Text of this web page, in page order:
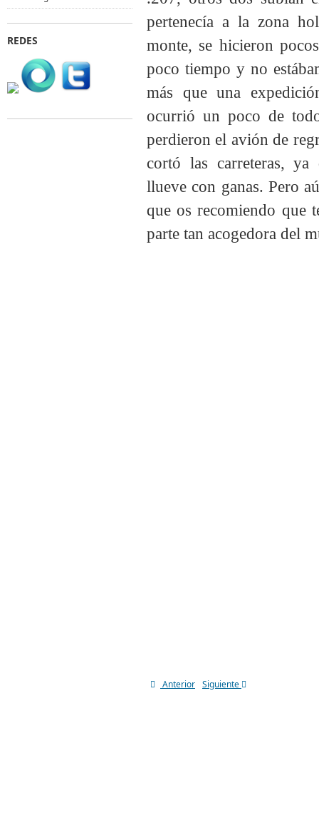
pertenecía a la zona
monte, se hicieron
poco tiempo y no
más que una
ocurrió un poco de
perdieron el avión de
cortó las carreteras,
llueve con ganas. Pero
que os recomiendo que
parte tan acogedora del
Anterior Siguiente
REDES